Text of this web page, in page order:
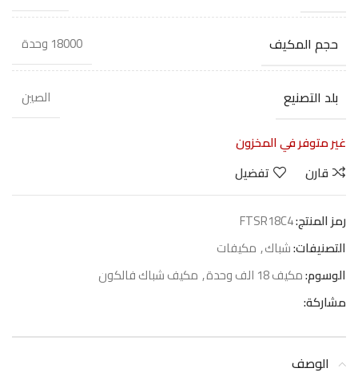
حجم المكيف 18000 وحدة
بلد التصنيع
الصين
غير متوفر في المخزون
قارن
تفضيل
رمز المنتج:FTSR18C4
التصنيفات:شباك, مكيفات
الوسوم:مكيف 18 الف وحدة , مكيف شباك فالكون
مشاركة:
الوصف